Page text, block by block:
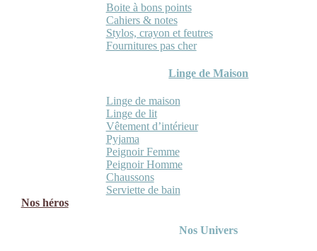
Boite à bons points
Cahiers & notes
Stylos, crayon et feutres
Fournitures pas cher
Linge de Maison
Linge de maison
Linge de lit
Vêtement d’intérieur
Pyjama
Peignoir Femme
Peignoir Homme
Chaussons
Serviette de bain
Nos héros
Nos Univers